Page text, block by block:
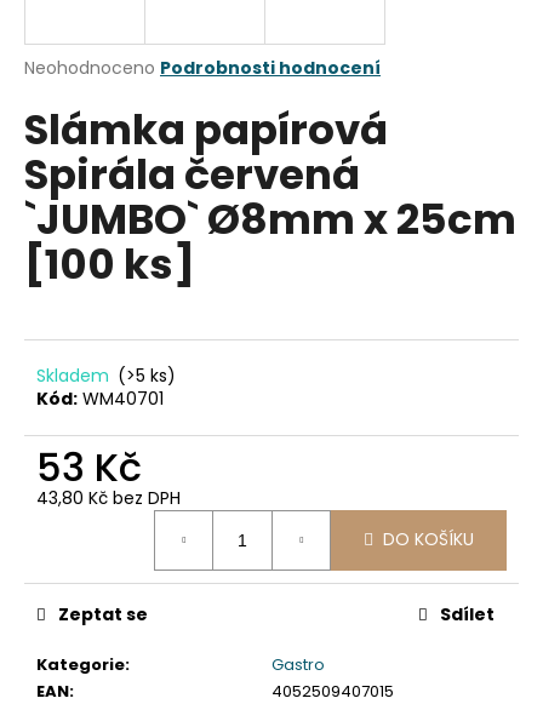
Průměrné
produktu
je
0,0
z
5
hvězdiček.
Neohodnoceno Podrobnosti hodnocení
Slámka papírová
Spirála červená
`JUMBO` Ø8mm x 25cm
[100 ks]
Skladem (>5 ks)
Kód: WM40701
53 Kč
43,80 Kč bez DPH
DO KOŠÍKU
Kategorie:
Gastro
EAN:
4052509407015
Zeptat se Sdílet
j
t
?
D
o
p
o
e
m
e